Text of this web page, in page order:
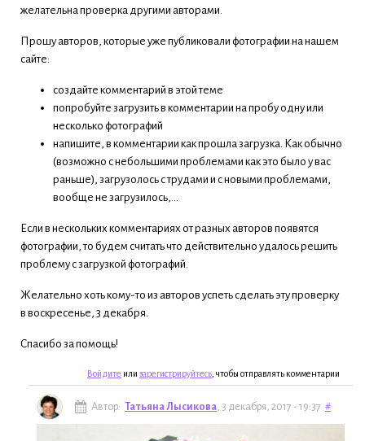
желательна проверка другими авторами.
Прошу авторов, которые уже публиковали фотографии на нашем
сайте:
создайте комментарий в этой теме
попробуйте загрузить в комментарии на пробу одну или
несколько фотографий
напишите, в комментарии как прошла загрузка. Как обычно
(возможно с небольшими проблемами как это было у вас
раньше), загрузолось с трудами и с новыми проблемами,
вообще не загрузилось,...
Если в нескольких комментариях от разных авторов появятся
фотографии, то будем считать что действительно удалось решить
проблему с загрузкой фотографий.
Желательно хоть кому-то из авторов успеть сделать эту проверку
в воскресенье, 3 декабря.
Спасибо за помощь!
Войдите или зарегистрируйтесь , чтобы отправлять комментарии
Автор: Татьяна Лысикова , 3 декабря, 2017 - 19:37 #